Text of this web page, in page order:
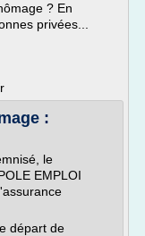
? En
privées...
:
le
EMPLOI
départ de